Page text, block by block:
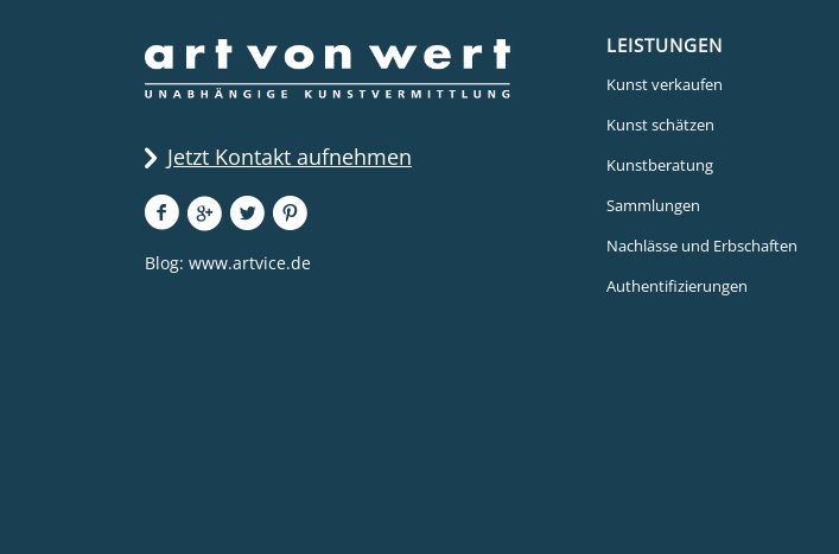
Jetzt Kontakt aufnehmen
Blog: www.artvice.de
LEISTUNGEN
Kunst verkaufen
Kunst schätzen
Kunstberatung
Sammlungen
Nachlässe und Erbschaften
Authentifizierungen